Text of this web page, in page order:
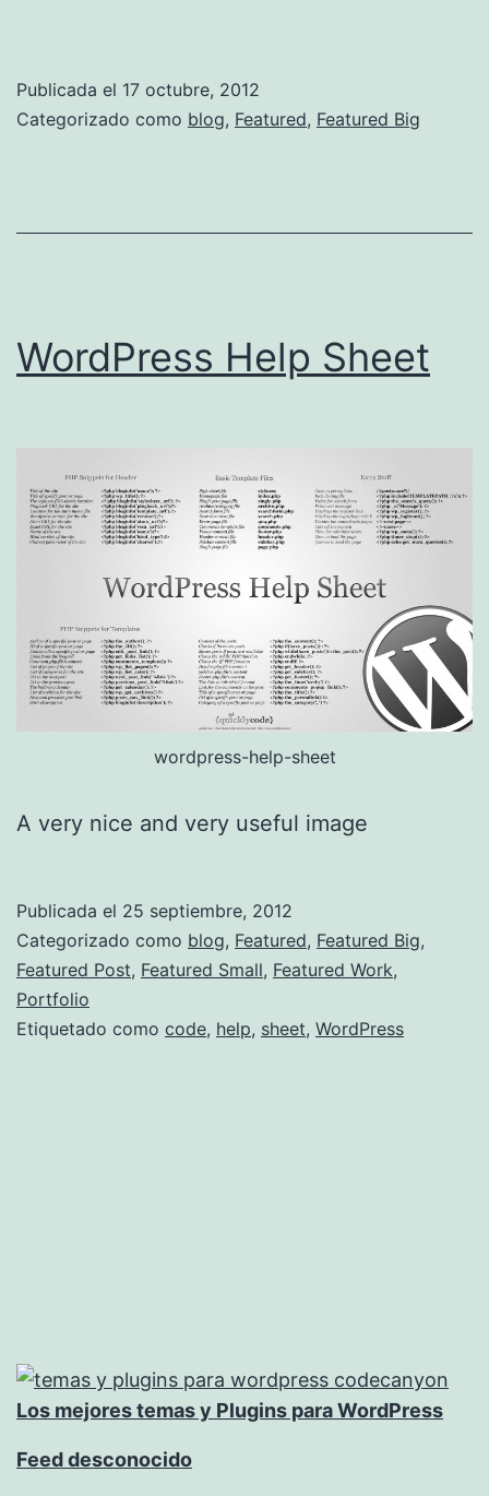
Publicada el 17 octubre, 2012
Categorizado como blog, Featured, Featured Big
WordPress Help Sheet
wordpress-help-sheet
A very nice and very useful image
Publicada el 25 septiembre, 2012
Categorizado como blog, Featured, Featured Big,
Featured Post, Featured Small, Featured Work,
Portfolio
Etiquetado como code, help, sheet, WordPress
Los mejores temas y Plugins para WordPress
Feed desconocido